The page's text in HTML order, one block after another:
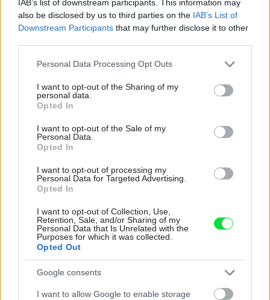
IAB’s list of downstream participants. This information may
also be disclosed by us to third parties on the IAB’s List of
Downstream Participants that may further disclose it to other
Please note that this website/app uses one or more Google
not limited to your visit or usage behaviour. You may click to
grant or deny consent to Google and its third-party tags to
use your data for below specified purposes in below Google
consent section.
Personal Data Processing Opt Outs
I want to opt-out of the Sharing of my
personal data.
Opted In
I want to opt-out of the Sale of my
Personal Data.
Opted In
I want to opt-out of processing my
Personal Data for Targeted Advertising.
Opted In
I want to opt-out of Collection, Use,
Retention, Sale, and/or Sharing of my
Personal Data that Is Unrelated with the
Purposes for which it was collected.
Opted Out
Google consents
I want to allow Google to enable storage
vyhnite. Týchto 7 vecí robí vašu obývačku
zastaralou
K bytu ladili aj škáry v obklade. Majitelia zbúrali
stereotyp, bývanie vyzerá ako z filmov svojského
Bývanie ako na dovolenke: Príjemný bungalov
stavil na osvedčené materiály
Inšpirácie
pracovňa,sklo,